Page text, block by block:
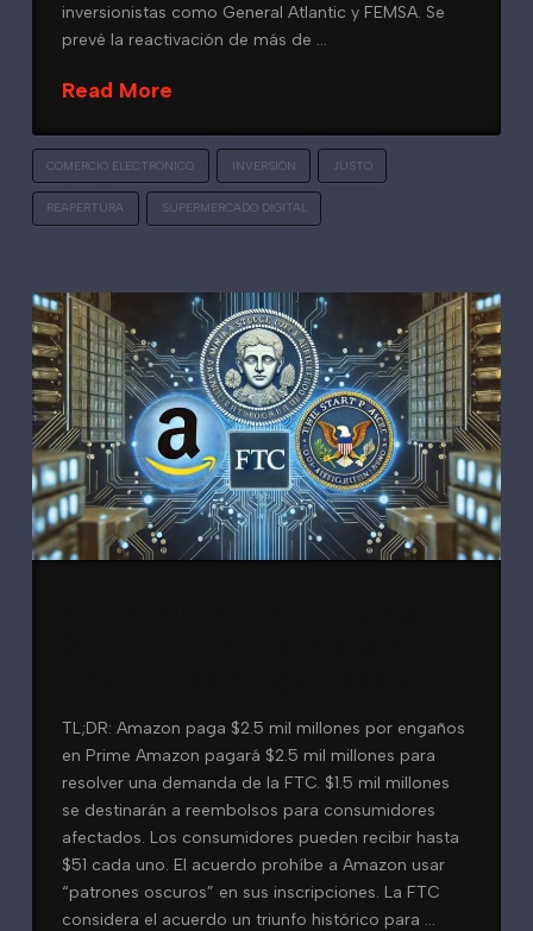
inversionistas como General Atlantic y FEMSA. Se
prevé la reactivación de más de …
Read More
COMERCIO ELECTRÓNICO INVERSIÓN JÜSTO
REAPERTURA SUPERMERCADO DIGITAL
TL;DR: Amazon paga $2.5 mil millones por engaños
en Prime Amazon pagará $2.5 mil millones para
resolver una demanda de la FTC. $1.5 mil millones
se destinarán a reembolsos para consumidores
afectados. Los consumidores pueden recibir hasta
$51 cada uno. El acuerdo prohíbe a Amazon usar
“patrones oscuros” en sus inscripciones. La FTC
considera el acuerdo un triunfo histórico para …